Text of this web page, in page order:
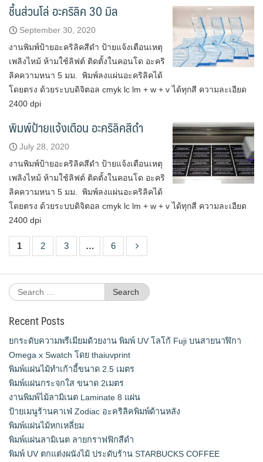
ชื้นส่วนโล่ อะคริลิค 30 มิล
September 30, 2020
งานพิมพ์ป้ายอะคริลิคสีดำ ป้ายแจ้งเตือนเหตุ
เพลิงไหม้ ห้ามใช้ลิฟต์ ติดตั้งในคอนโด อะคริ
ลิคความหนา 5 มม. พิมพ์ลงแผ่นอะคริลิคได้
โดยตรง ด้วยระบบดิจิตอล cmyk lc lm + w + v ได้ทุกสี ความละเอียด
2400 dpi
พิมพ์ป้ายแจ้งเตือน อะคริลิคสีดำ
July 28, 2020
งานพิมพ์ป้ายอะคริลิคสีดำ ป้ายแจ้งเตือนเหตุ
เพลิงไหม้ ห้ามใช้ลิฟต์ ติดตั้งในคอนโด อะคริ
ลิคความหนา 5 มม. พิมพ์ลงแผ่นอะคริลิคได้
โดยตรง ด้วยระบบดิจิตอล cmyk lc lm + w + v ได้ทุกสี ความละเอียด
2400 dpi
1 2 3 … 6
Search
for:
Recent Posts
ยกระดับความพรีเมียมด้วยงาน พิมพ์ UV โลโก้ Fuji บนสายนาฬิกา
Omega x Swatch โดย thaiuvprint
พิมพ์แผ่นไม้ทำเก้าอี้ขนาด 2.5 เมตร
พิมพ์แผ่นกระจกใส ขนาด 2เมตร
งานพิมพ์ไม้ลามิเนต Laminate 8 แผ่น
ป้ายเมนูร้านคาเฟ่ Zodiac อะคริลิคพิมพ์ด้านหลัง
พิมพ์แผ่นไม้หกเหลี่ยม
พิมพ์แผ่นลามิเนต ลายกราฟฟิกสีดำ
พิมพ์ UV ตกแต่งผนังไม้ ประดับร้าน STARBUCKS COFFEE